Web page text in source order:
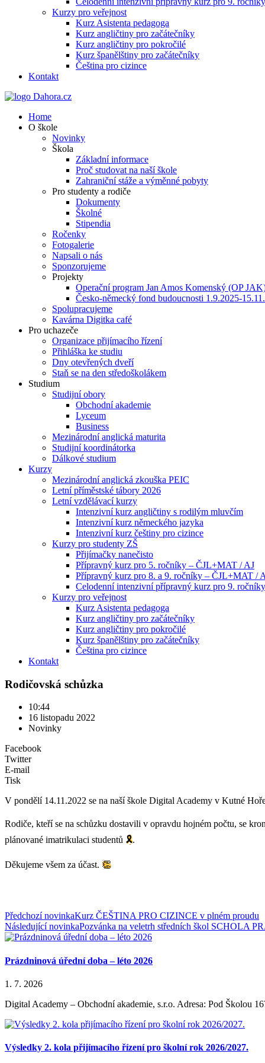
Kurzy pro veřejnost
Kurz Asistenta pedagoga
Kurz angličtiny pro začátečníky
Kurz angličtiny pro pokročilé
Kurz španělštiny pro začátečníky
Čeština pro cizince
Kontakt
Home
O škole
Novinky
Škola
Základní informace
Proč studovat na naší škole
Zahraniční stáže a výměnné pobyty
Pro studenty a rodiče
Dokumenty
Školné
Stipendia
Ročenky
Fotogalerie
Napsali o nás
Sponzorujeme
Projekty
Operační program Jan Amos Komenský (OP
Česko-německý fond budoucnosti 1.9.2025-
Spolupracujeme
Kavárna Digitka café
Pro uchazeče
Organizace přijímacího řízení
Přihláška ke studiu
Dny otevřených dveří
Staň se na den středoškolákem
Studium
Studijní obory
Obchodní akademie
Lyceum
Business
Mezinárodní anglická maturita
Studijní koordinátorka
Dálkové studium
Kurzy
Mezinárodní anglická zkouška PEIC
Letní příměstské tábory 2026
Letní vzdělávací kurzy
Intenzivní kurz angličtiny s rodilým mluvčím
Intenzivní kurz německého jazyka
Intenzivní kurz češtiny pro cizince
Kurzy pro studenty ZŠ
Přijímačky nanečisto
Přípravný kurz pro 5. ročníky – ČJL+MAT / AJ
Přípravný kurz pro 8. a 9. ročníky – ČJL+MAT /
Celodenní intenzivní přípravný kurz pro 9.
Kurzy pro veřejnost
Kurz Asistenta pedagoga
Kurz angličtiny pro začátečníky
Kurz angličtiny pro pokročilé
Kurz španělštiny pro začátečníky
Čeština pro cizince
Kontakt
Rodičovská schůzka
10:44
16 listopadu 2022
Novinky
Facebook
Twitter
E-mail
Tisk
V pondělí 14.11.2022 se na naší škole Digital Academy v Kutné
Rodiče, kteří se na schůzku dostavili v opravdu hojném počtu, se
plánované imatrikulaci studentů 🎗.
Děkujeme všem za účast. 👏
Předchozí novinkaKurz ČEŠTINA PRO CIZINCE v plném proudu
Následující novinkaPozvánka na veletrh středních škol SCHOLA
Prázdninová úřední doba – léto 2026
1. 7. 2026
Digital Academy – Obchodní akademie, s.r.o. Adresa: Pod Školou
Výsledky 2. kola přijímacího řízení pro školní rok 2026/2027.